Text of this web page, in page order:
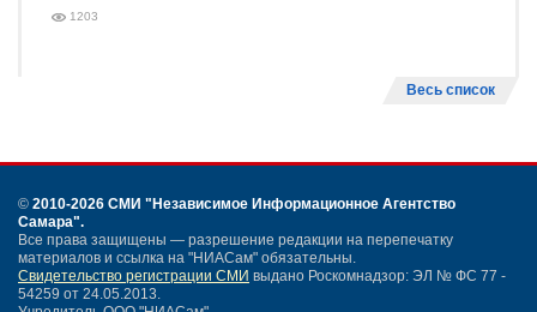
1203
Весь список
© 2010-2026 СМИ "Независимое Информационное Агентство
Самара".
Все права защищены — разрешение редакции на перепечатку
материалов и ссылка на "НИАСам" обязательны.
Свидетельство регистрации СМИ выдано Роскомнадзор: ЭЛ № ФС 77 -
54259 от 24.05.2013.